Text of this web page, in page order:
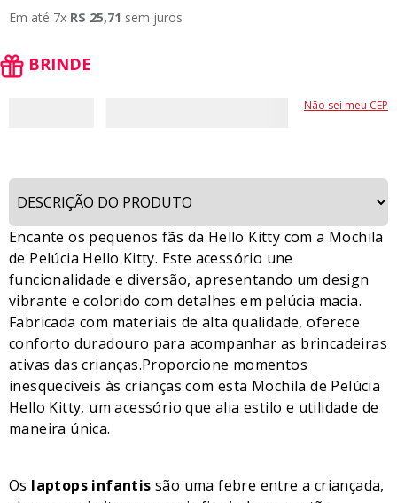
Em até 7x R$ 25,71 sem juros
BRINDE
Não sei meu CEP
Encante os pequenos fãs da Hello Kitty com a Mochila
de Pelúcia Hello Kitty. Este acessório une
funcionalidade e diversão, apresentando um design
vibrante e colorido com detalhes em pelúcia macia.
Fabricada com materiais de alta qualidade, oferece
conforto duradouro para acompanhar as brincadeiras
ativas das crianças.Proporcione momentos
inesquecíveis às crianças com esta Mochila de Pelúcia
Hello Kitty, um acessório que alia estilo e utilidade de
maneira única.
Os laptops infantis são uma febre entre a criançada,